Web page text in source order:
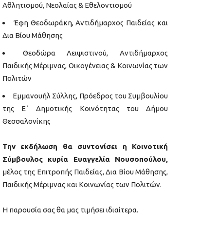
Αθλητισμού, Νεολαίας & Εθελοντισμού
Έφη Θεοδωράκη, Αντιδήμαρχος Παιδείας και
Δια Βίου Μάθησης
Θεοδώρα Λειψιστινού, Αντιδήμαρχος
Παιδικής Μέριμνας, Οικογένειας & Κοινωνίας των
Πολιτών
Εμμανουήλ Σύλλης, Πρόεδρος του Συμβουλίου
της Ε΄ Δημοτικής Κοινότητας του Δήμου
Θεσσαλονίκης
Την εκδήλωση θα συντονίσει η Κοινοτική
Σύμβουλος κυρία Ευαγγελία Νουσοπούλου,
μέλος της Επιτροπής Παιδείας, Δια Βίου Μάθησης,
Παιδικής Μέριμνας και Κοινωνίας των Πολιτών.
Η παρουσία σας θα μας τιμήσει ιδιαίτερα.